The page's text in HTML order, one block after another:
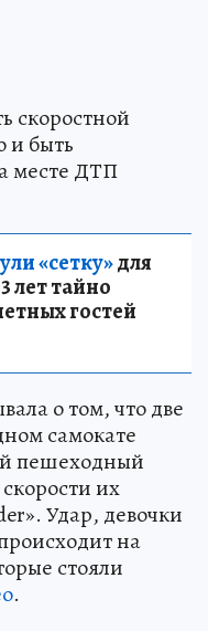
скоростной
и быть
месте ДТП
«сетку»для
лет тайно
гостей
о том, что две
самокате
пешеходный
их
Удар, девочки
на
стояли
.